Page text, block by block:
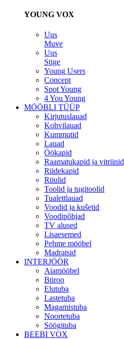
YOUNG VOX
Uus
Muve
Uus
Stige
Young Users
Concept
Spot Young
4 You Young
MÖÖBLI TÜÜP
Kirjutuslauad
Kohvilauad
Kummutid
Lauad
Öökapid
Raamatukapid ja vitriinid
Riidekapid
Riiulid
Toolid ja tugitoolid
Tualettlauad
Voodid ja kušetid
Voodipõhjad
TV alused
Lisaesemed
Pehme mööbel
Madratsid
INTERJÖÖR
Aiamööbel
Büroo
Elutuba
Lastetuba
Magamistuba
Noortetuba
Söögituba
BEEBI VOX